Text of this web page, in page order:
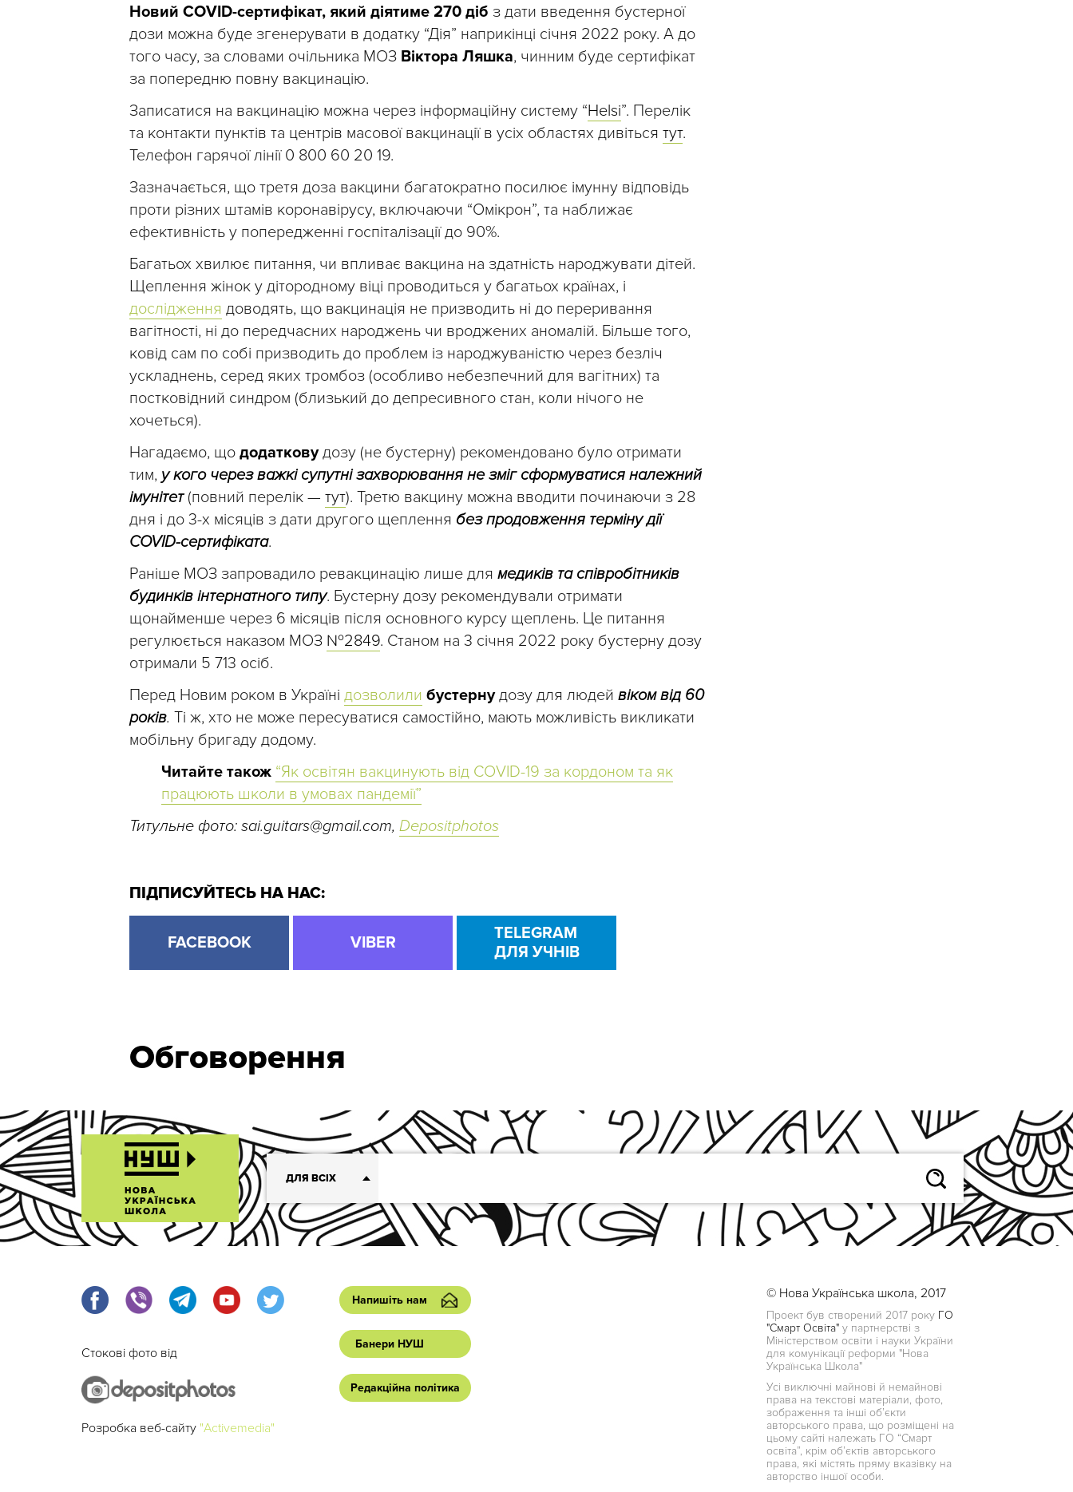
Новий COVID-сертифікат, який діятиме 270 діб з дати введення бустерної
дози можна буде згенерувати в додатку “Дія” наприкінці січня 2022 року. А до
того часу, за словами очільника МОЗ Віктора Ляшка, чинним буде сертифікат
за попередню повну вакцинацію.
Записатися на вакцинацію можна через інформаційну систему “Helsi”. Перелік
та контакти пунктів та центрів масової вакцинації в усіх областях дивіться тут.
Телефон гарячої лінії 0 800 60 20 19.
Зазначається, що третя доза вакцини багатократно посилює імунну відповідь
проти різних штамів коронавірусу, включаючи “Омікрон”, та наближає
ефективність у попередженні госпіталізації до 90%.
Багатьох хвилює питання, чи впливає вакцина на здатність народжувати дітей.
Щеплення жінок у дітородному віці проводиться у багатьох країнах, і
дослідження доводять, що вакцинація не призводить ні до переривання
вагітності, ні до передчасних народжень чи вроджених аномалій. Більше того,
ковід сам по собі призводить до проблем із народжуваністю через безліч
ускладнень, серед яких тромбоз (особливо небезпечний для вагітних) та
постковідний синдром (близький до депресивного стан, коли нічого не
хочеться).
Нагадаємо, що додатковудозу (не бустерну) рекомендовано було отримати
тим, у кого через важкі супутні захворювання не зміг сформуватися належний
імунітет(повний перелік — тут). Третю вакцину можна вводити починаючи з 28
дня і до 3-х місяців з дати другого щеплення без продовження терміну дії
COVID-сертифіката.
Раніше МОЗ запровадило ревакцинацію лише для медиків та співробітників
будинків інтернатного типу. Бустерну дозу рекомендували отримати
щонайменше через 6 місяців після основного курсу щеплень. Це питання
регулюється наказом МОЗ №2849. Станом на 3 січня 2022 року бустерну дозу
отримали 5 713 осіб.
Перед Новим роком в Україні дозволили бустернудозу для людей віком від 60
років. Ті ж, хто не може пересуватися самостійно, мають можливість викликати
мобільну бригаду додому.
Читайте також “Як освітян вакцинують від COVID-19 за кордоном та як
працюють школи в умовах пандемії”
Титульне фото: sai.guitars@gmail.com, Depositphotos
ПІДПИСУЙТЕСЬ НА НАС:
FACEBOOK VIBER
TELEGRAM
ДЛЯ УЧНІВ
Обговорення
ДЛЯ ВСІХ
Стокові фото від
Розробка веб-сайту "Activemedia"
Напишіть нам
Банери НУШ
Редакційна політика
© Нова Українська школа, 2017
Проект був створений 2017 року ГО
"Смарт Освіта" у партнерстві з
Міністерством освіти і науки України
для комунікації реформи "Нова
Українська Школа"
Усі виключні майнові й немайнові
права на текстові матеріали, фото,
зображення та інші об’єкти
авторського права, що розміщені на
цьому сайті належать ГО “Смарт
освіта”, крім об’єктів авторського
права, які містять пряму вказівку на
авторство іншої особи.